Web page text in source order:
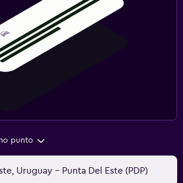
punto
Uruguay - Punta Del Este (PDP)